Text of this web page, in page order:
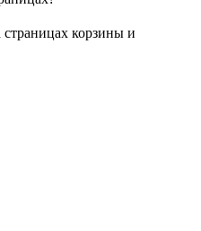
корзины и